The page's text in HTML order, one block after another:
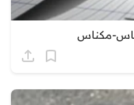
مكناس